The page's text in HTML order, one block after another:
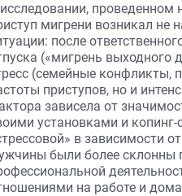
проведенном
мигрени возникал не
после
(«мигрень выходного
(семейные конфликты,
приступов, но и
зависела от
установками и копинг-
в зависимости
были более склонны
на работе и